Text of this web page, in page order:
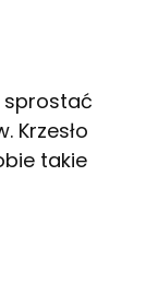
sprostać
Krzesło
takie